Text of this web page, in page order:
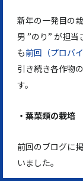
新年の一発目の
男 ”のり” が
も前回（プロバ
引き続き各作物
す。
・葉菜類の栽培
前回のブログに
いま